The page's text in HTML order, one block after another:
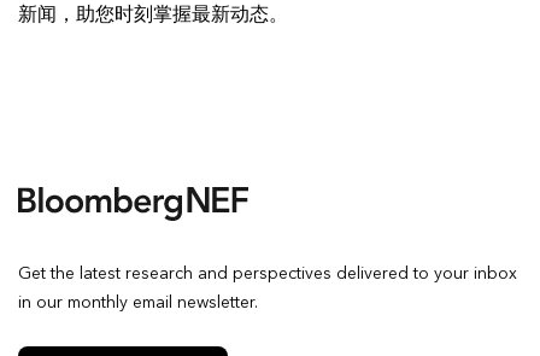
新闻，助您时刻掌握最新动态。
Get the latest research and perspectives delivered to your inbox
in our monthly email newsletter.